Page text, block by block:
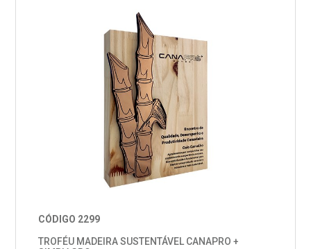
CÓDIGO 2299
TROFÉU MADEIRA SUSTENTÁVEL CANAPRO +